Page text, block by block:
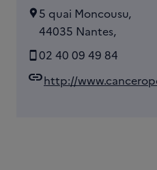
5 quai Moncousu,
44035 Nantes,
02 40 09 49 84
linkhttp://